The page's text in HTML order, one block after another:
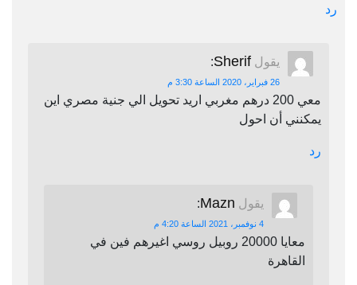
رد
يقول Sherif
:
26 فبراير، 2020 الساعة 3:30 م
معي 200 درهم مغربي اريد تحويل الي جنية مصري اين
يمكنني أن احول
رد
يقول Mazn
:
4 نوفمبر، 2021 الساعة 4:20 م
معايا 20000 روبيل روسي اغيرهم فين في
القاهرة